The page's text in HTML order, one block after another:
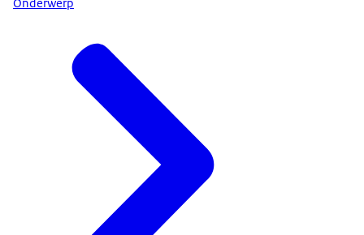
Onderwerp